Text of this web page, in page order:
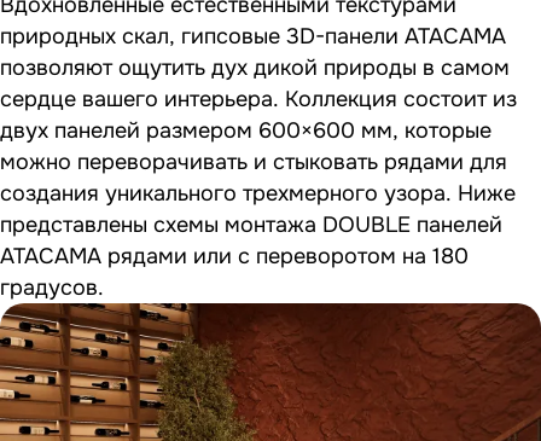
природных скал, гипсовые 3D-панели ATACAMA
позволяют ощутить дух дикой природы в самом
сердце вашего интерьера. Коллекция состоит из
двух панелей размером 600×600 мм, которые
можно переворачивать и стыковать рядами для
создания уникального трехмерного узора. Ниже
представлены схемы монтажа DOUBLE панелей
ATACAMA рядами или с переворотом на 180
градусов.